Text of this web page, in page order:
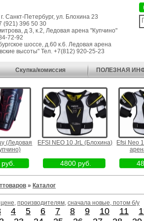
Санкт-Петербург, ул. Блохина 23
(921) 396 50 30
д 3, к.2, Ледовая арена "Купчино"
72-92
шоссе, д.60 к.6. Ледовая арена
высоты" Тел. +7(812) 920-25-23
Скупка/комиссия ПОЛЕЗНАЯ
(Ледовая
EFSI NEO 10 JrL (Блохина)
4800 руб.
Efsi Neo
» Каталог
цене, производителям, сначала новые, потом б/у
4 5 6 7 8 9 10 11